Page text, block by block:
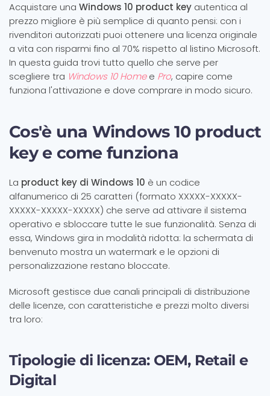
Acquistare una Windows 10 product key autentica al
prezzo migliore è più semplice di quanto pensi: con i
rivenditori autorizzati puoi ottenere una licenza originale
a vita con risparmi fino al 70% rispetto al listino Microsoft.
In questa guida trovi tutto quello che serve per
scegliere tra Windows 10 Homee Pro, capire come
funziona l'attivazione e dove comprare in modo sicuro.
Cos'è una Windows 10 product
key e come funziona
La product key di Windows 10 è un codice
alfanumerico di 25 caratteri (formato XXXXX-XXXXX-
XXXXX-XXXXX-XXXXX) che serve ad attivare il sistema
operativo e sbloccare tutte le sue funzionalità. Senza di
essa, Windows gira in modalità ridotta: la schermata di
benvenuto mostra un watermark e le opzioni di
personalizzazione restano bloccate.
Microsoft gestisce due canali principali di distribuzione
delle licenze, con caratteristiche e prezzi molto diversi
tra loro:
Tipologie di licenza: OEM, Retail e
Digital